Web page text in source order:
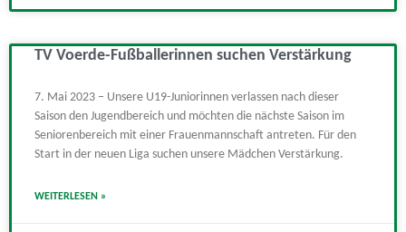
TV Voerde-Fußballerinnen suchen Verstärkung
7. Mai 2023 – Unsere U19-Juniorinnen verlassen nach dieser
Saison den Jugendbereich und möchten die nächste Saison im
Seniorenbereich mit einer Frauenmannschaft antreten. Für den
Start in der neuen Liga suchen unsere Mädchen Verstärkung.
WEITERLESEN »